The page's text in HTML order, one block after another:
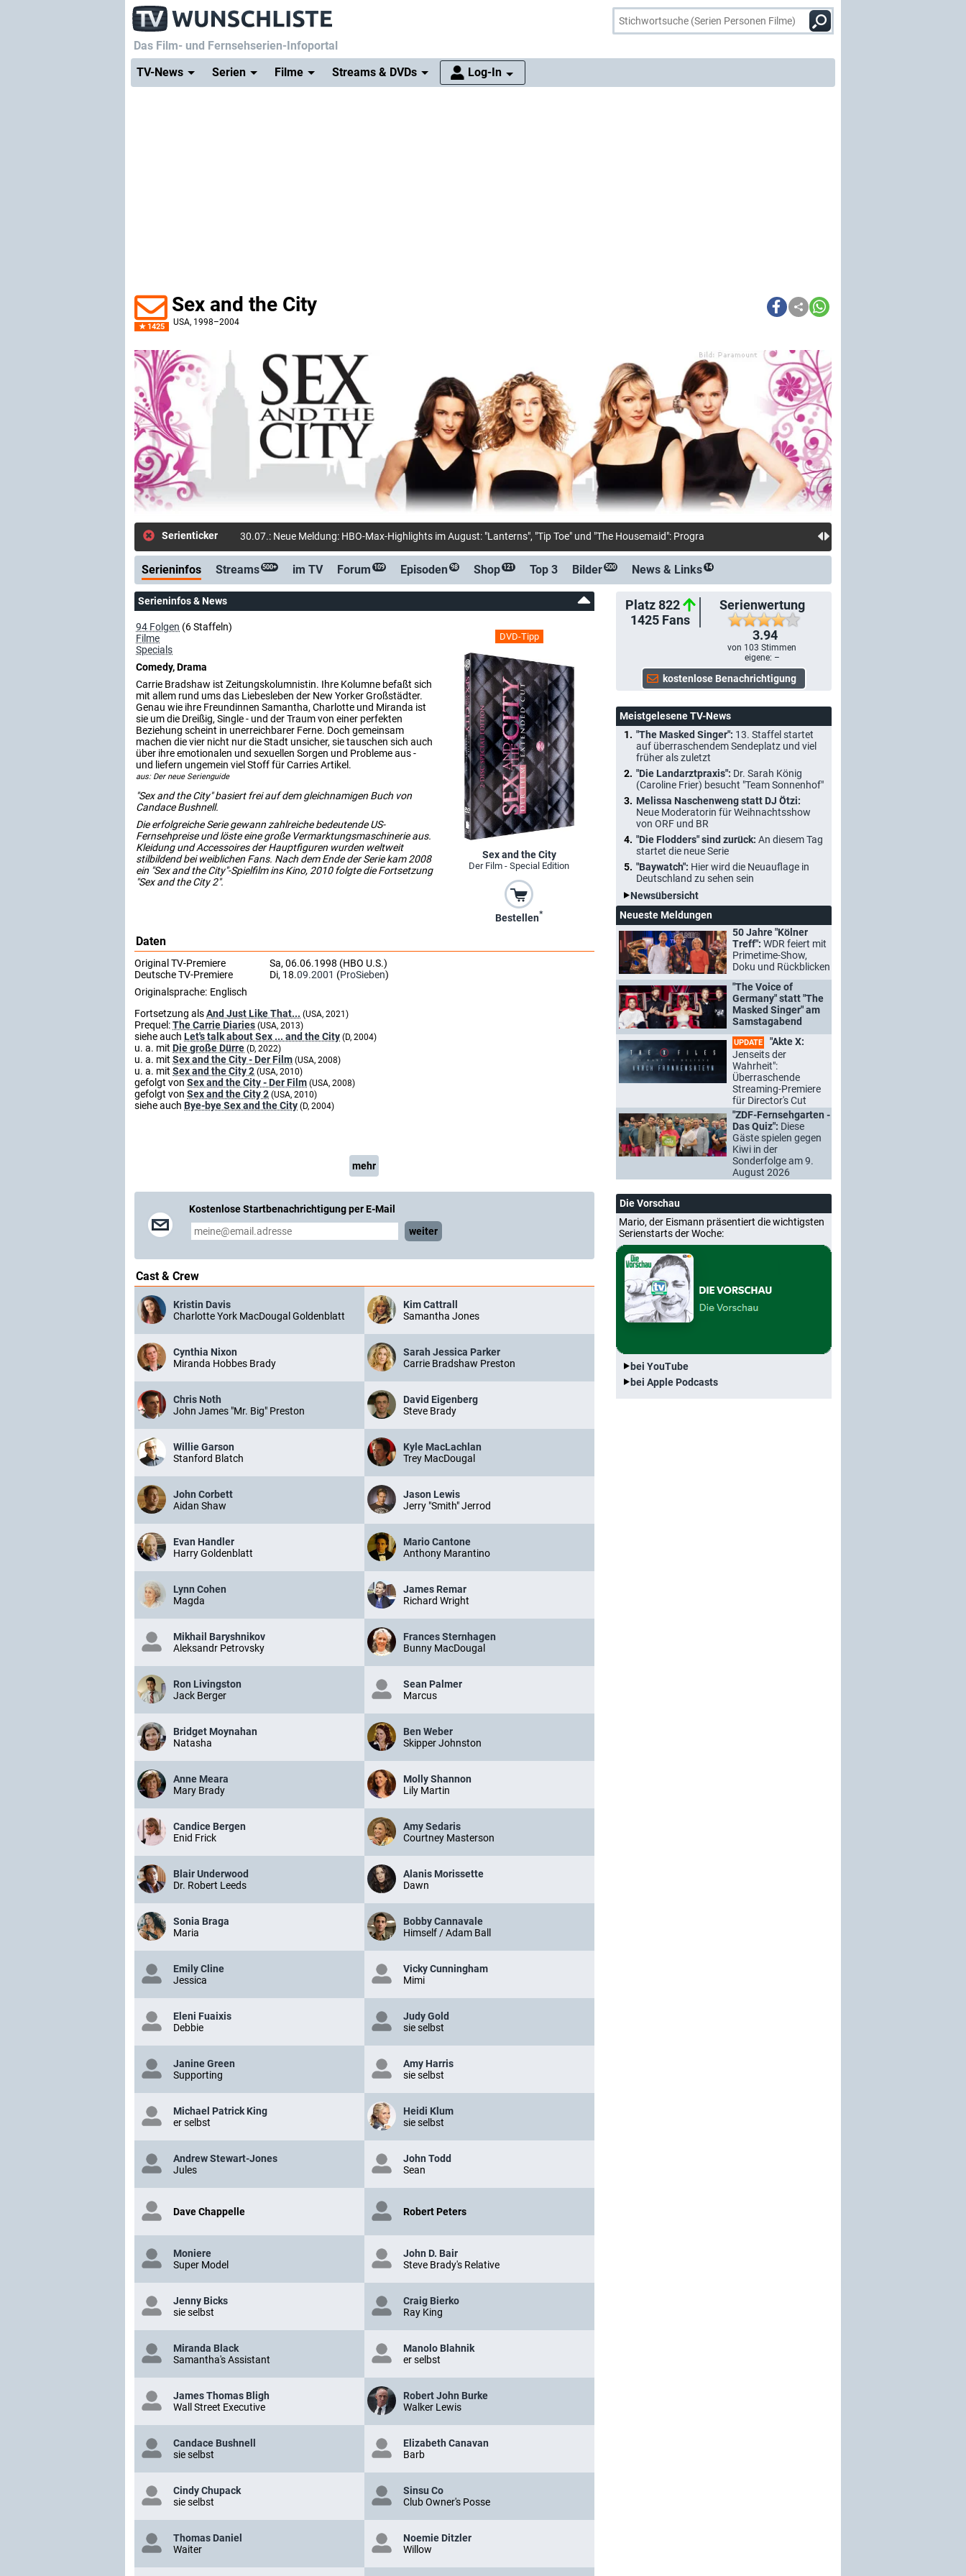
Das Film- und Fernsehserien-Infoportal
TV-News
Serien Filme Streams & DVDs Log-In
1425
Sex and the City
USA, 1998–2004
Serienticker
Serieninfos Streams 500+ im TV Forum 109 Episoden 98 Shop 121 Top 3 Bilder 500 News & Links 14
Platz 822
1425 Fans
Serienwertung
3.94
von 103 Stimmen
eigene: –
Serieninfos & News
DVD-Tipp
Sex and the City
Der Film - Special Edition
Bestellen*
94 Folgen (6 Staffeln)
Filme
Specials
Comedy, Drama
Carrie Bradshaw ist Zeitungskolumnistin. Ihre Kolumne befaßt sich
mit allem rund ums das Liebesleben der New Yorker Großstädter.
Genau wie ihre Freundinnen Samantha, Charlotte und Miranda ist
sie um die Dreißig, Single - und der Traum von einer perfekten
Beziehung scheint in unerreichbarer Ferne. Doch gemeinsam
machen die vier nicht nur die Stadt unsicher, sie tauschen sich auch
über ihre emotionalen und sexuellen Sorgen und Probleme aus -
und liefern ungemein viel Stoff für Carries Artikel.
aus: Der neue Serienguide
"Sex and the City" basiert frei auf dem gleichnamigen Buch von
Candace Bushnell.
Die erfolgreiche Serie gewann zahlreiche bedeutende US-
Fernsehpreise und löste eine große Vermarktungsmaschinerie aus.
Kleidung und Accessoires der Hauptfiguren wurden weltweit
stilbildend bei weiblichen Fans. Nach dem Ende der Serie kam 2008
ein "Sex and the City"-Spielfilm ins Kino, 2010 folgte die Fortsetzung
"Sex and the City 2".
Daten
Original TV-Premiere
Sa, 06.06.1998 (HBO U.S.)
Deutsche TV-Premiere
Di, 18.09.2001 (ProSieben)
Originalsprache: Englisch
Fortsetzung alsAnd Just Like That... (USA, 2021)
Prequel:The Carrie Diaries (USA, 2013)
siehe auch Let's talk about Sex ... and the City (D, 2004)
u. a. mit Die große Dürre (D, 2022)
u. a. mit Sex and the City - Der Film (USA, 2008)
u. a. mit Sex and the City 2 (USA, 2010)
gefolgt von Sex and the City - Der Film (USA, 2008)
gefolgt von Sex and the City 2 (USA, 2010)
siehe auch Bye-bye Sex and the City (D, 2004)
mehr
Kostenlose Startbenachrichtigung per E-Mail
weiter
Cast & Crew
Kristin Davis
Charlotte York MacDougal Goldenblatt
Kim Cattrall
Samantha Jones
Cynthia Nixon
Miranda Hobbes Brady
Sarah Jessica Parker
Carrie Bradshaw Preston
Chris Noth
John James "Mr. Big" Preston
David Eigenberg
Steve Brady
Willie Garson
Stanford Blatch
Kyle MacLachlan
Trey MacDougal
John Corbett
Aidan Shaw
Jason Lewis
Jerry "Smith" Jerrod
Evan Handler
Harry Goldenblatt
Mario Cantone
Anthony Marantino
Lynn Cohen
Magda
James Remar
Richard Wright
Mikhail Baryshnikov
Aleksandr Petrovsky
Frances Sternhagen
Bunny MacDougal
Ron Livingston
Jack Berger
Sean Palmer
Marcus
Bridget Moynahan
Natasha
Ben Weber
Skipper Johnston
Anne Meara
Mary Brady
Molly Shannon
Lily Martin
Candice Bergen
Enid Frick
Amy Sedaris
Courtney Masterson
Blair Underwood
Dr. Robert Leeds
Alanis Morissette
Dawn
Sonia Braga
Maria
Bobby Cannavale
Himself / Adam Ball
Emily Cline
Jessica
Vicky Cunningham
Mimi
Eleni Fuaixis
Debbie
Judy Gold
sie selbst
Janine Green
Supporting
Amy Harris
sie selbst
Michael Patrick King
er selbst
Heidi Klum
sie selbst
Andrew Stewart-Jones
Jules
John Todd
Sean
Dave Chappelle Robert Peters
Moniere
Super Model
John D. Bair
Steve Brady's Relative
Jenny Bicks
sie selbst
Craig Bierko
Ray King
Miranda Black
Samantha's Assistant
Manolo Blahnik
er selbst
James Thomas Bligh
Wall Street Executive
Robert John Burke
Walker Lewis
Candace Bushnell
sie selbst
Elizabeth Canavan
Barb
Cindy Chupack
sie selbst
Sinsu Co
Club Owner's Posse
Thomas Daniel
Waiter
Noemie Ditzler
Willow
Meistgelesene TV-News
"The Masked Singer": 13. Staffel startet
auf überraschendem Sendeplatz und viel
früher als zuletzt
"Die Landarztpraxis": Dr. Sarah König
(Caroline Frier) besucht "Team Sonnenhof"
Melissa Naschenweng statt DJ Ötzi:
Neue Moderatorin für Weihnachtsshow
von ORF und BR
"Die Flodders" sind zurück: An diesem Tag
startet die neue Serie
"Baywatch": Hier wird die Neuauflage in
Deutschland zu sehen sein
Newsübersicht
Neueste Meldungen
50 Jahre "Kölner
Treff": WDR feiert mit
Primetime-Show,
Doku und Rückblicken
"The Voice of
Germany" statt "The
Masked Singer" am
Samstagabend
UPDATE
"Akte X:
Jenseits der
Wahrheit":
Überraschende
Streaming-Premiere
für Director's Cut
"ZDF-Fernsehgarten -
Das Quiz": Diese
Gäste spielen gegen
Kiwi in der
Sonderfolge am 9.
August 2026
Die Vorschau
Mario, der Eismann präsentiert die wichtigsten
Serienstarts der Woche:
bei YouTube
bei Apple Podcasts